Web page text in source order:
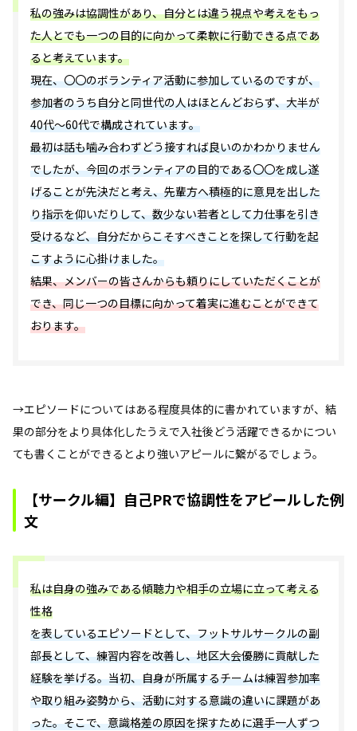
私の強みは協調性があり、自分とは違う視点や考えをもっ
た人とでも一つの目的に向かって柔軟に行動できる点であ
ると考えています。
現在、〇〇のボランティア活動に参加しているのですが、
参加者のうち自分と同世代の人はほとんどおらず、大半が
40代～60代で構成されています。
最初は話も噛み合わずどう接すれば良いのかわかりません
でしたが、今回のボランティアの目的である〇〇を成し遂
げることが先決だと考え、先輩方へ積極的に意見を出した
り指示を仰いだりして、数少ない若者として力仕事を引き
受けるなど、自分だからこそすべきことを探して行動を起
こすように心掛けました。
結果、メンバーの皆さんからも頼りにしていただくことが
でき、同じ一つの目標に向かって着実に進むことができて
おります。
→エピソードについてはある程度具体的に書かれていますが、結
果の部分をより具体化したうえで入社後どう活躍できるかについ
ても書くことができるとより強いアピールに繋がるでしょう。
【サークル編】自己PRで協調性をアピールした例
文
私は自身の強みである傾聴力や相手の立場に立って考える
性格
を表しているエピソードとして、フットサルサークルの副
部長として、練習内容を改善し、地区大会優勝に貢献した
経験を挙げる。当初、自身が所属するチームは練習参加率
や取り組み姿勢から、活動に対する意識の違いに課題があ
った。そこで、意識格差の原因を探すために選手一人ずつ